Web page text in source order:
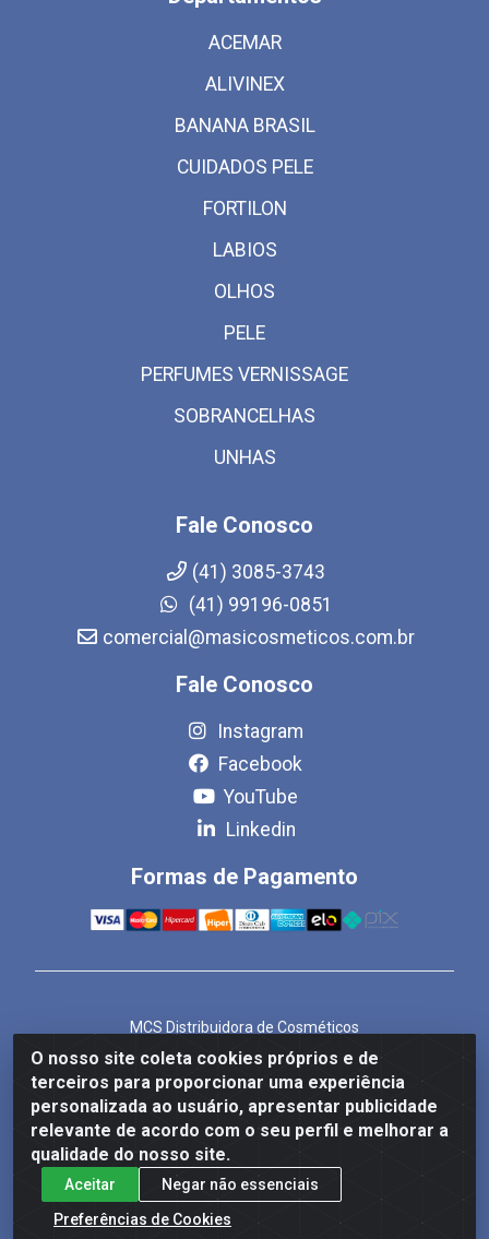
O nosso site coleta cookies próprios e de
terceiros para proporcionar uma experiência
personalizada ao usuário, apresentar publicidade
relevante de acordo com o seu perfil e melhorar a
qualidade do nosso site.
Aceitar
Negar não essenciais
Preferências de Cookies
ACEMAR
ALIVINEX
BANANA BRASIL
CUIDADOS PELE
FORTILON
LABIOS
OLHOS
PELE
PERFUMES VERNISSAGE
SOBRANCELHAS
UNHAS
Fale Conosco
(41) 3085-3743
(41) 99196-0851
comercial@masicosmeticos.com.br
Fale Conosco
Instagram
Facebook
YouTube
Linkedin
Formas de Pagamento
MCS Distribuidora de Cosméticos
Rua Bom Jesus de Iguape, 1409 - Hauer, Curitiba/PR -
CEP 81.610-040
CNPJ 86.825.155/0001-82